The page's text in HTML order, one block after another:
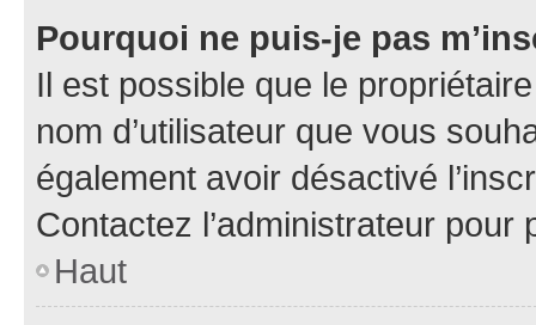
Pourquoi ne puis-je pas
Il est possible que le
nom d’utilisateur que vous
également avoir désactivé
Contactez l’administrateur
Haut